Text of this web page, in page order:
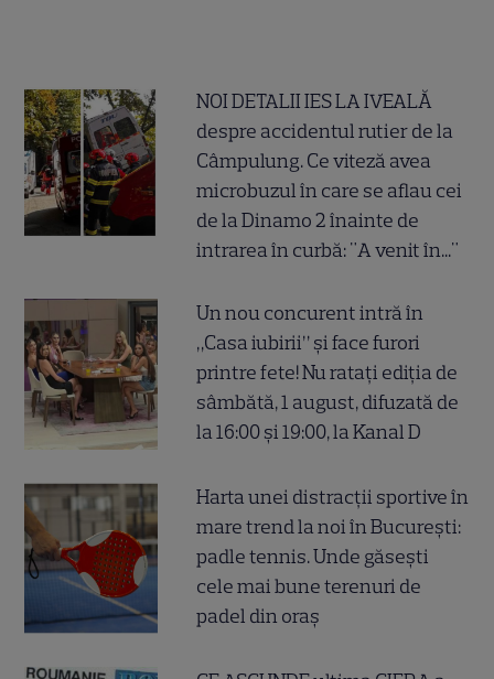
NOI DETALII IES LA IVEALĂ
despre accidentul rutier de la
Câmpulung. Ce viteză avea
microbuzul în care se aflau cei
de la Dinamo 2 înainte de
intrarea în curbă: "A venit în..."
Un nou concurent intră în
„Casa iubirii” și face furori
printre fete! Nu ratați ediția de
sâmbătă, 1 august, difuzată de
la 16:00 și 19:00, la Kanal D
Harta unei distracții sportive în
mare trend la noi în București:
padle tennis. Unde găsești
cele mai bune terenuri de
padel din oraș